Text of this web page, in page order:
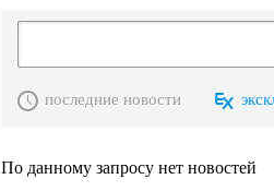
последние новости
По данному запросу нет новостей